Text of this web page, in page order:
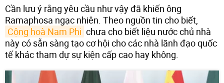
Cần lưu ý rằng yêu cầu như vậy đã khiến ông
Ramaphosa ngạc nhiên. Theo nguồn tin cho biết,
Cộng hoà Nam Phi chưa cho biết liệu nước chủ nhà
này có sẵn sàng tạo cơ hội cho các nhà lãnh đạo quốc
tế khác tham dự sự kiện cấp cao hay không.